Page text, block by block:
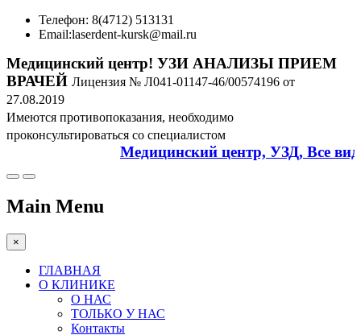
Телефон: 8(4712) 513131
Email:laserdent-kursk@mail.ru
Медицинский центр! УЗИ АНАЛИЗЫ ПРИЕМ
ВРАЧЕЙ Лицензия № Л041-01147-46/00574196 от
27.08.2019
Имеются противопоказания, необходимо
проконсультироваться со специалистом
Медицинский центр, УЗД, Все
Main Menu
×
ГЛАВНАЯ
О КЛИНИКЕ
О НАС
ТОЛЬКО У НАС
Контакты